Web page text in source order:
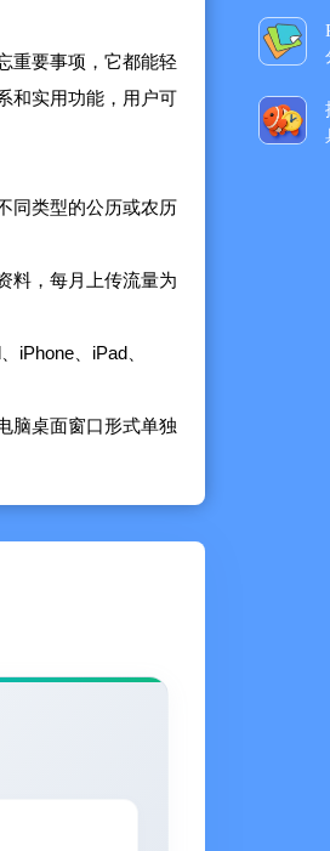
重要事项，它都能轻
和实用功能，用户可
同类型的公历或农历
料，每月上传流量为
iPhone、iPad、
脑桌面窗口形式单独
中的好帮手。
集多功能于一体，
，保护数据不被泄